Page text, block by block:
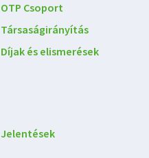
OTP Csoport
Társaságirányítás
Díjak és elismerések
Jelentések